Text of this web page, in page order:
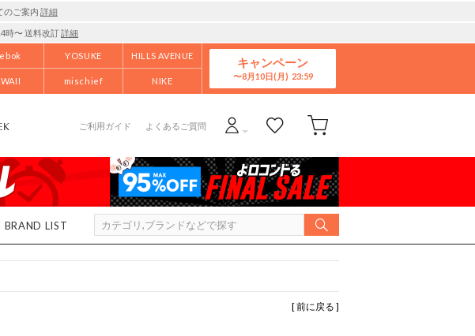
のご案内 詳細
時〜 送料改訂詳細
YOSUKE HILLS AVENUE
mischief NIKE
キャンペーン
8月10日(月)
ご利用ガイド よくあるご質問
BRAND LIST
[ 前に戻る ]